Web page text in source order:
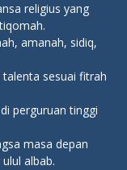
religius yang
amanah, sidiq,
sesuai fitrah
perguruan tinggi
masa depan
albab.